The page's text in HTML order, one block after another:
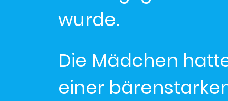
wurde.
Die Mädchen
einer